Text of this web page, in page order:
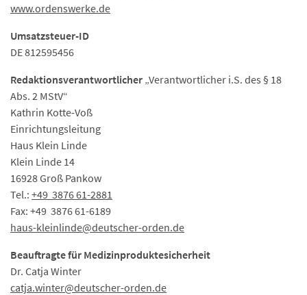
www.ordenswerke.de
Umsatzsteuer-ID
DE 812595456
Redaktionsverantwortlicher „Verantwortlicher i.S. des § 18
Abs. 2 MStV“
Kathrin Kotte-Voß
Einrichtungsleitung
Haus Klein Linde
Klein Linde 14
16928 Groß Pankow
Tel.: +49 3876 61-2881
Fax: +49 3876 61-6189
haus-kleinlinde@deutscher-orden.de
Beauftragte für Medizinproduktesicherheit
Dr. Catja Winter
catja.winter@deutscher-orden.de